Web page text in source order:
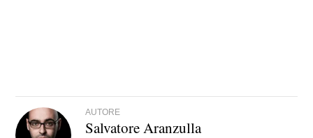
AUTORE
Salvatore Aranzulla